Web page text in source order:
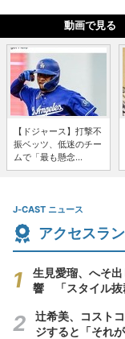
動画で見る
【ドジャース】打撃不
振ベッツ、低迷のチー
ムで「最も懸念...
J-CAST ニュース
アクセスラ
生見愛瑠、へそ
響 「スタイル抜
辻希美、コスト
ジすると「それ